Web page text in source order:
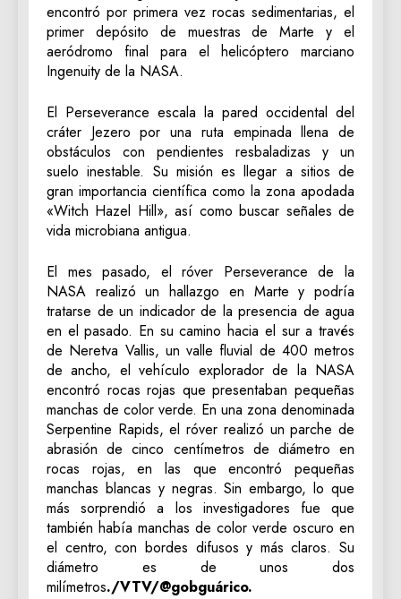
encontró por primera vez rocas sedimentarias, el
primer depósito de muestras de Marte y el
aeródromo final para el helicóptero marciano
Ingenuity de la NASA.
El Perseverance escala la pared occidental del
cráter Jezero por una ruta empinada llena de
obstáculos con pendientes resbaladizas y un
suelo inestable. Su misión es llegar a sitios de
gran importancia científica como la zona apodada
«Witch Hazel Hill», así como buscar señales de
vida microbiana antigua.
El mes pasado, el róver Perseverance de la
NASA realizó un hallazgo en Marte y podría
tratarse de un indicador de la presencia de agua
en el pasado. En su camino hacia el sur a través
de Neretva Vallis, un valle fluvial de 400 metros
de ancho, el vehículo explorador de la NASA
encontró rocas rojas que presentaban pequeñas
manchas de color verde. En una zona denominada
Serpentine Rapids, el róver realizó un parche de
abrasión de cinco centímetros de diámetro en
rocas rojas, en las que encontró pequeñas
manchas blancas y negras. Sin embargo, lo que
más sorprendió a los investigadores fue que
también había manchas de color verde oscuro en
el centro, con bordes difusos y más claros. Su
diámetro es de unos dos
milímetros./VTV/@gobguárico.